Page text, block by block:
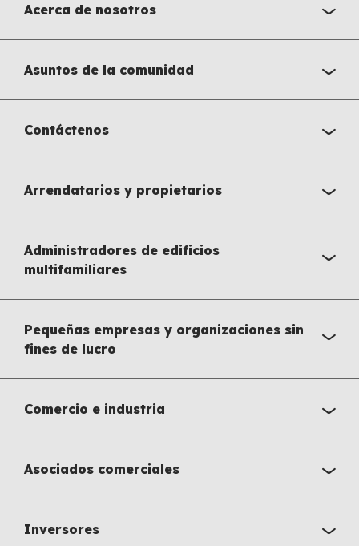
Acerca de nosotros
Asuntos de la comunidad
Contáctenos
Arrendatarios y propietarios
Administradores de edificios
multifamiliares
Pequeñas empresas y organizaciones sin
fines de lucro
Comercio e industria
Asociados comerciales
Inversores